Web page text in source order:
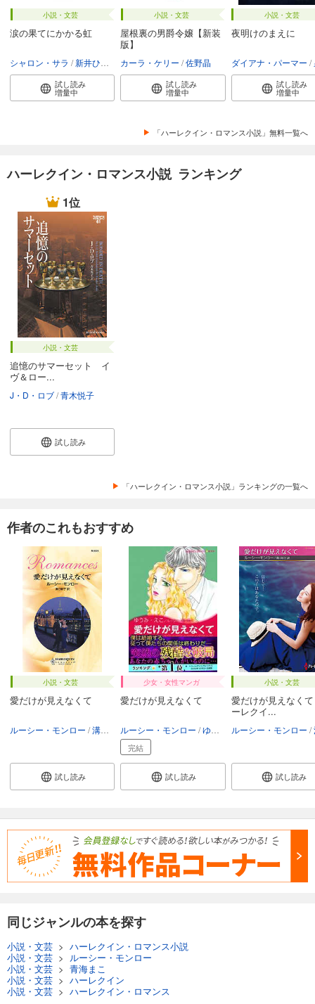
小説・文芸
涙の果てにかかる虹
シャロン・サラ 新井ひろみ
試し読み
増量中
小説・文芸
屋根裏の男爵令嬢【新装
版】
カーラ・ケリー 佐野晶
試し読み
増量中
小説・文芸
夜明けのまえに
ダイアナ・パーマー
試し読み
増量中
「ハーレクイン・ロマンス小説」無料一覧へ
ハーレクイン・ロマンス小説 ランキング
1位
小説・文芸
追憶のサマーセット イ
ヴ＆ロー...
J・D・ロブ 青木悦子
試し読み
「ハーレクイン・ロマンス小説」ランキングの一覧へ
作者のこれもおすすめ
小説・文芸
愛だけが見えなくて
ルーシー・モンロー 溝口彰子
試し読み
少女・女性マンガ
愛だけが見えなくて
ルーシー・モンロー ゆうみ・えこ
完結
試し読み
小説・文芸
愛だけが見えなく
ーレクイ...
ルーシー・モンロー
試し読み
同じジャンルの本を探す
小説・文芸 > ハーレクイン・ロマンス小説
小説・文芸 >
ルーシー・モンロー
小説・文芸 > 青海まこ
小説・文芸 > ハーレクイン
小説・文芸 > ハーレクイン・ロマンス